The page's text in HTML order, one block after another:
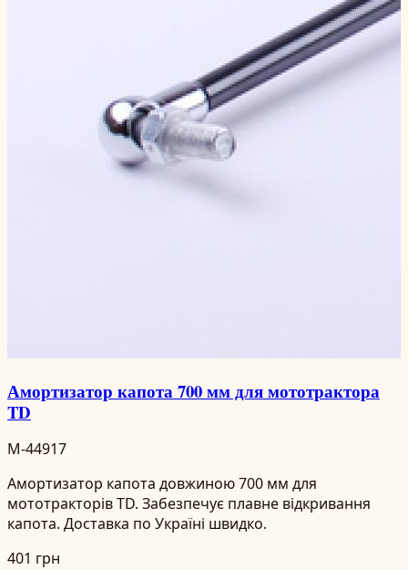
Амортизатор капота 700 мм для мототрактора
TD
M-44917
Амортизатор капота довжиною 700 мм для
мототракторів TD. Забезпечує плавне відкривання
капота. Доставка по Україні швидко.
401 грн